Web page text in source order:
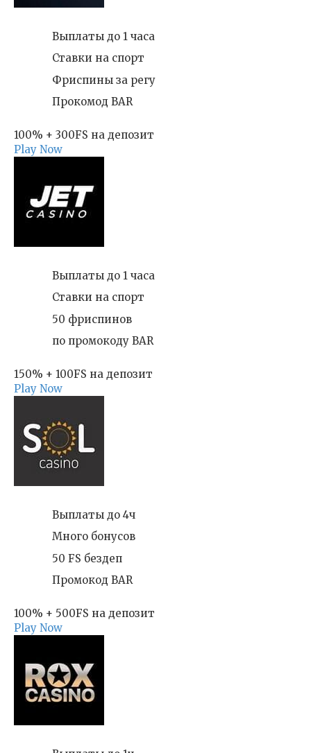
Выплаты до 1 часа
Ставки на спорт
Фриспины за регу
Прокомод BAR
100% + 300FS на депозит
Play Now
Выплаты до 1 часа
Ставки на спорт
50 фриспинов
по промокоду BAR
150% + 100FS на депозит
Play Now
Выплаты до 4ч
Много бонусов
50 FS бездеп
Промокод BAR
100% + 500FS на депозит
Play Now